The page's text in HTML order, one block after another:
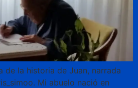
de la historia de Juan, narrada
Mi abuelo nació en